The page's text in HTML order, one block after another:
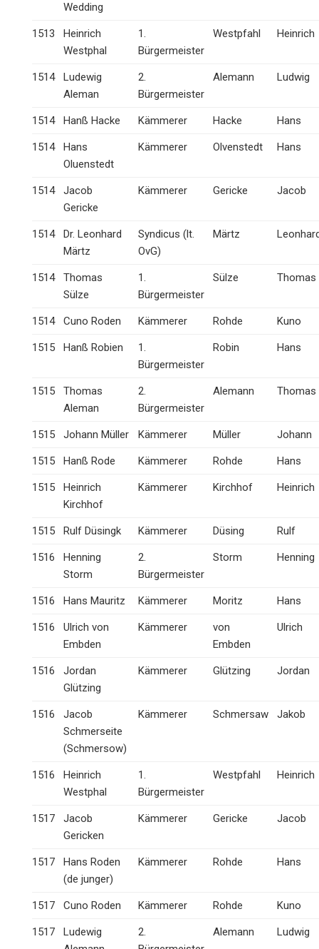
Wedding
1513
Heinrich
Westphal
1.
Bürgermeister
Westpfahl Heinrich
1514
Ludewig
Aleman
2.
Bürgermeister
Alemann Ludwig
1514 Hanß Hacke Kämmerer Hacke Hans
1514
Hans
Oluenstedt
Kämmerer Olvenstedt Hans
1514
Jacob
Gericke
Kämmerer Gericke Jacob
1514
Dr. Leonhard
Märtz
Syndicus (lt.
OvG)
Märtz
1514
Thomas
Sülze
1.
Bürgermeister
Sülze Thomas
1514 Cuno Roden Kämmerer Rohde Kuno
1515 Hanß Robien
1.
Bürgermeister
Robin Hans
1515
Thomas
Aleman
2.
Bürgermeister
Alemann Thomas
1515 Johann Müller Kämmerer Müller Johann
1515 Hanß Rode Kämmerer Rohde Hans
1515
Heinrich
Kirchhof
Kämmerer Kirchhof Heinrich
1515 Rulf Düsingk Kämmerer Düsing Rulf
1516
Henning
Storm
2.
Bürgermeister
Storm Henning
1516 Hans Mauritz Kämmerer Moritz Hans
1516
Ulrich von
Embden
Kämmerer
von
Embden
Ulrich
1516
Jordan
Glützing
Kämmerer Glützing Jordan
1516
Jacob
Schmerseite
(Schmersow)
Kämmerer Schmersaw Jakob
1516
Heinrich
Westphal
1.
Bürgermeister
Westpfahl Heinrich
1517
Jacob
Gericken
Kämmerer Gericke Jacob
1517
Hans Roden
(de junger)
Kämmerer Rohde Hans
1517 Cuno Roden Kämmerer Rohde Kuno
1517
Ludewig
2.
Alemann Ludwig